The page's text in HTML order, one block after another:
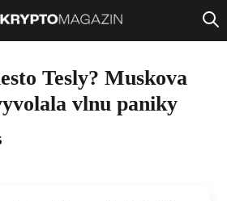
Tesly? Muskova
vlnu paniky